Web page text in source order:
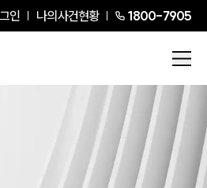
인 나의사건현황 1800-7905